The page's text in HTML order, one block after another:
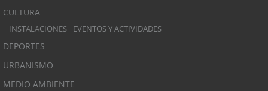
CULTURA
INSTALACIONES EVENTOS Y ACTIVIDADES
DEPORTES
URBANISMO
MEDIO AMBIENTE